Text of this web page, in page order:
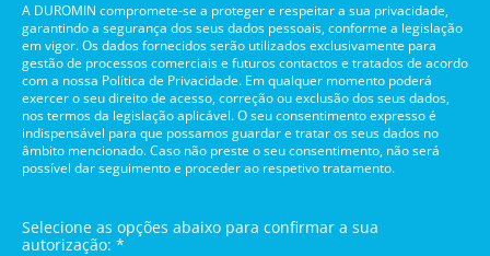
A DUROMIN compromete-se a proteger e respeitar a sua privacidade,
garantindo a segurança dos seus dados pessoais, conforme a legislação
em vigor. Os dados fornecidos serão utilizados exclusivamente para
gestão de processos comerciais e futuros contactos e tratados de acordo
com a nossa Política de Privacidade. Em qualquer momento poderá
exercer o seu direito de acesso, correção ou exclusão dos seus dados,
nos termos da legislação aplicável. O seu consentimento expresso é
indispensável para que possamos guardar e tratar os seus dados no
âmbito mencionado. Caso não preste o seu consentimento, não será
possível dar seguimento e proceder ao respetivo tratamento.
Selecione as opções abaixo para confirmar a sua
autorização: *